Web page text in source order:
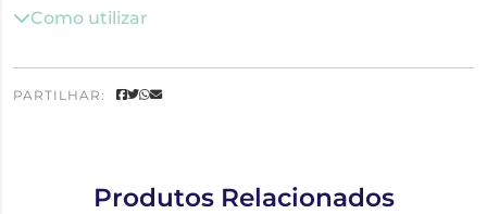
Como utilizar
PARTILHAR:
Produtos Relacionados